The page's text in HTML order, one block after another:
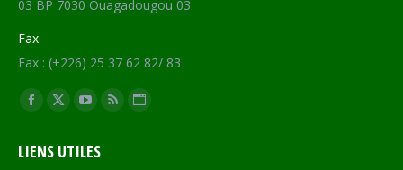
03 BP 7030 Ouagadougou 03
Fax
Fax : (+226) 25 37 62 82/ 83
Trouvez nous sur :
Facebook
opens
X
opens
YouTube
opens
RSS Site
LIENS UTILES